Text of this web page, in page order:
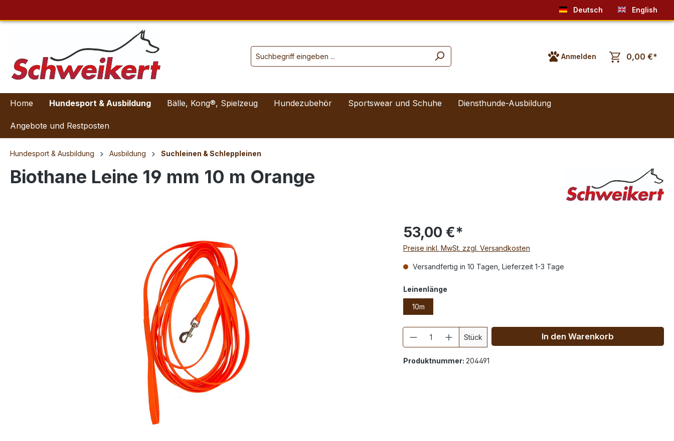
Deutsch English
Anmelden 0,00 €*
Home Hundesport & Ausbildung Bälle, Kong®, Spielzeug Hundezubehör Sportswear und Schuhe Diensthunde-Ausbildung
Angebote und Restposten
Hundesport & Ausbildung Ausbildung Suchleinen & Schleppleinen
Biothane Leine 19 mm 10 m Orange
53,00 €*
Preise inkl. MwSt. zzgl. Versandkosten
Versandfertig in 10 Tagen, Lieferzeit 1-3 Tage
Leinenlänge
10m
Anzahl
Stück In den Warenkorb
Produktnummer: 204491